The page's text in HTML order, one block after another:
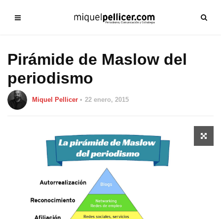
Pirámide de Maslow del
periodismo
Miquel Pellicer 22 enero, 2015